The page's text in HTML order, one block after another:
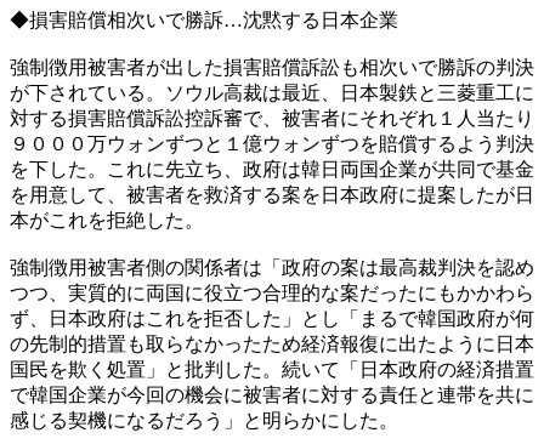
◆損害賠償相次いで勝訴…沈黙する日本企業
強制徴用被害者が出した損害賠償訴訟も相次いで勝訴の判決
が下されている。ソウル高裁は最近、日本製鉄と三菱重工に
対する損害賠償訴訟控訴審で、被害者にそれぞれ１人当たり
９０００万ウォンずつと１億ウォンずつを賠償するよう判決
を下した。これに先立ち、政府は韓日両国企業が共同で基金
を用意して、被害者を救済する案を日本政府に提案したが日
本がこれを拒絶した。
強制徴用被害者側の関係者は「政府の案は最高裁判決を認め
つつ、実質的に両国に役立つ合理的な案だったにもかかわら
ず、日本政府はこれを拒否した」とし「まるで韓国政府が何
の先制的措置も取らなかったため経済報復に出たように日本
国民を欺く処置」と批判した。続いて「日本政府の経済措置
で韓国企業が今回の機会に被害者に対する責任と連帯を共に
感じる契機になるだろう」と明らかにした。